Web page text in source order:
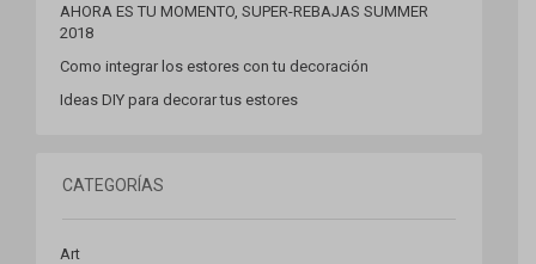
AHORA ES TU MOMENTO, SUPER-REBAJAS SUMMER
2018
Como integrar los estores con tu decoración
Ideas DIY para decorar tus estores
CATEGORÍAS
Art